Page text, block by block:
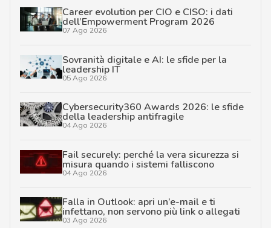
Career evolution per CIO e CISO: i dati
dell’Empowerment Program 2026
07 Ago 2026
Sovranità digitale e AI: le sfide per la
leadership IT
05 Ago 2026
Cybersecurity360 Awards 2026: le sfide
della leadership antifragile
04 Ago 2026
Fail securely: perché la vera sicurezza si
misura quando i sistemi falliscono
04 Ago 2026
Falla in Outlook: apri un’e-mail e ti
infettano, non servono più link o allegati
03 Ago 2026